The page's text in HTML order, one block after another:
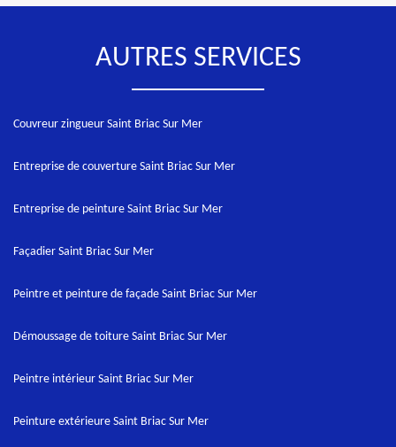
AUTRES SERVICES
Couvreur zingueur Saint Briac Sur Mer
Entreprise de couverture Saint Briac Sur Mer
Entreprise de peinture Saint Briac Sur Mer
Façadier Saint Briac Sur Mer
Peintre et peinture de façade Saint Briac Sur Mer
Démoussage de toiture Saint Briac Sur Mer
Peintre intérieur Saint Briac Sur Mer
Peinture extérieure Saint Briac Sur Mer